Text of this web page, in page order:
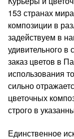
153 странах
композиции в
задействуем в
удивительного в
заказ цветов в
использования
сильно
цветочных
строго в
Единственное